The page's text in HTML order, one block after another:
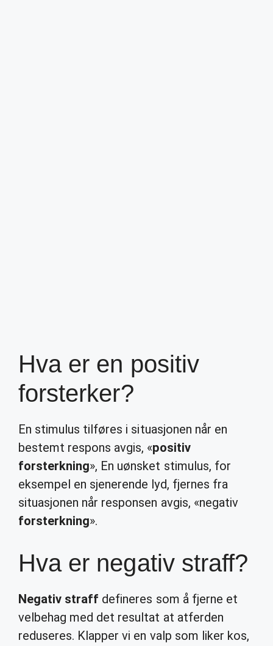
Hva er en positiv
forsterker?
En stimulus tilføres i situasjonen når en
bestemt respons avgis, «positiv
forsterkning», En uønsket stimulus, for
eksempel en sjenerende lyd, fjernes fra
situasjonen når responsen avgis, «negativ
forsterkning».
Hva er negativ straff?
Negativ straff defineres som å fjerne et
velbehag med det resultat at atferden
reduseres. Klapper vi en valp som liker kos,